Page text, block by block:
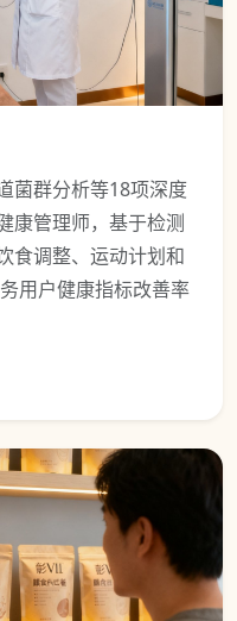
菌群分析等18项深度
康管理师，基于检测
食调整、运动计划和
用户健康指标改善率